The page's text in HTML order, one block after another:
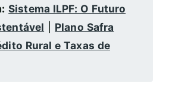
Sistema ILPF: O Futuro
Plano Safra
Rural e Taxas de